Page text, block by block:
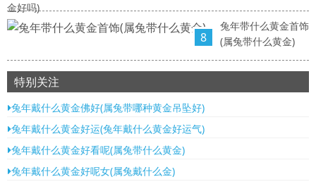
金好吗)
8
兔年带什么黄金首饰
(属兔带什么黄金)
特别关注
兔年戴什么黄金佛好(属兔带哪种黄金吊坠好)
兔年戴什么黄金好运(兔年戴什么黄金好运气)
兔年戴什么黄金好看呢(属兔带什么黄金)
兔年戴什么黄金好呢女(属兔戴什么金)